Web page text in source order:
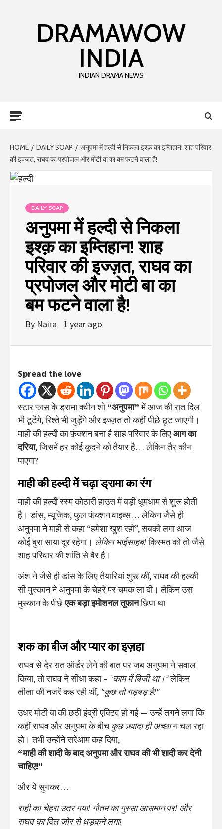
DRAMAWOW
INDIA
INDIAN DRAMA NEWS
HOME DAILY SOAP
अनुपमा में हल्दी से निकला इश्क़ का इम्तिहान! शाह परिवार
की इज्ज़त, राघव का प्रपोजल और मोटी बा का बम फटने वाला है!
DAILY SOAP
अनुपमा में हल्दी से निकला
इश्क़ का इम्तिहान! शाह
परिवार की इज्ज़त, राघव का
प्रपोजल और मोटी बा का
बम फटने वाला है!
By Naira 1 year ago
Spread the love
स्टार प्लस के ड्रामा क्वीन शो“अनुपमा”में आज की रात दिल
भी टूटेंगे, रिश्ते भी जुड़ेंगे और इज्ज़त तो कहीं पीछे छूट जाएगी।
माही की हल्दी का फ़ंक्शन बना है शाह परिवार के लिएआग का
दरिया, जिसमें हर कोई कूदने को तैयार है… लेकिन तैर कौन
पाएगा?
माही की हल्दी में चढ़ा ड्रामा का रंग
माही की हल्दी रस्म कोठारी हाउस में बड़ी धूमधाम से शुरू होती
है। डांस, म्यूजिक, फुल फंक्शन वाइब्स… लेकिन जैसे ही
अनुपमा ने माही से कहा “हमेशा खुश रहो”, सबको लगा आज
कोई बुरा साया दूर रहेगा। लेकिन भाईसाहब!किस्मत को तो जैसे
शाह परिवार की शांति से बैर है।
अंश ने जैसे ही डांस के लिए तैयारियां शुरू कीं, राघव की हल्की
सी मुस्कान ने अनुपमा के चेहरे पर चमक ला दी। लेकिन उस
मुस्कान के पीछेएक बड़ा इमोशनल तूफानछिपा था
शक का बीज और प्यार का इज़हा
राघव से देर रात ऑर्डर लेने की बात पर जब अनुपमा ने सवाल
किया, तो राघव ने सीधा कहा – “काम में बिजी था।”लेकिन
लीला की नजरें कह रही थीं, “कुछ तो गड़बड़ है!”
उधर मोटी बा की छठी इंद्री एक्टिव हो गई — उन्हें लगने लगा कि
कहीं राघव और अनुपमा के बीच कुछ ज़्यादा ही अच्छान चल रहा
हो। तभी उन्होंने सरेआम कह दिया,
“माही की शादी के बाद अनुपमा और राघव की भी शादी कर देनी
चाहिए!”
और ये सुनकर…
राही का चेहरा उतर गया! गौतम का गुस्सा आसमान पर! और
राघव का दिल जोर से धड़कने लगा!